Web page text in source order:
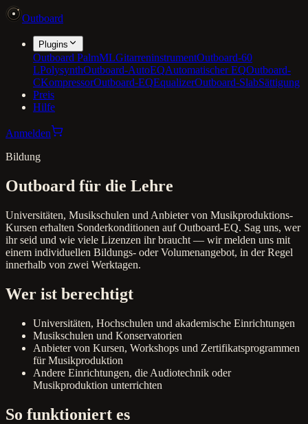
Outboard
Plugins
Outboard PalmMLGitarreninstrumentOutboard-60
LPolysynthOutboard-AutoEQAutomatischer EQOutboard-
CKompressorOutboard-EQEqualizerOutboard-SlabSättigung
Preis
Hilfe
Anmelden
Bildung
Outboard für die Lehre
Universitäten, Musikschulen und Anbieter von Musikproduktions-
Kursen erhalten Sonderkonditionen auf Outboard-EQ. Sag uns, wer
ihr seid und wie viele Lizenzen ihr braucht — wir melden uns mit
einem individuellen Bildungs- oder Volumenangebot, in der Regel
innerhalb von zwei Werktagen.
Wer ist berechtigt
Universitäten, Hochschulen und akademische Einrichtungen
Musikschulen und Konservatorien
Anbieter von Kursen, Workshops und Zertifikatsprogrammen
für Musikproduktion
Andere Einrichtungen, die Audiotechnik oder
Musikproduktion unterrichten
So funktioniert es